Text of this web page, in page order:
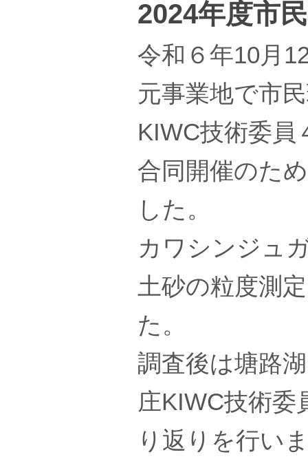
2024年度市
令和６年10月
元事業地で市
KIWC技術委員
合同開催のた
した。
カワシンジュ
土砂の粒度測
た。
調査後は塘路
庄KIWC技術委
り返りを行い